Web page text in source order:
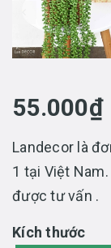
55.000₫
Landecor là
1 tại Việt
được tư vấn .
Kích thước